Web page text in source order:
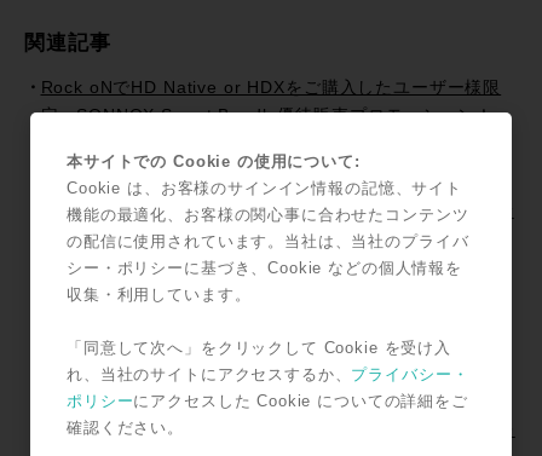
関連記事
Rock oNでHD Native or HDXをご購入したユーザー様限
定。SONNOX Smart Bundle優待販売プロモーション！
配信時代のマスタリングツール〜SONNOX Fraunhofer
Pro-Codec〜
USTREAMアーカイブ公開中「Dr.吉田保氏直伝!! ドラムサ
ウンドトリートメント術」
倍音の効能。Sonnox Oxford Plugins / Inflater
Pro Tools 2018.7 リリース！~Pro Tools Information
Pro Tools Information / 「MTRX + S6でモニターコント
ロール（日本語字幕版）」がYouTubeに追加！
Pro Tools HD Premium I/O Promotion~Focusrite~ !!
HDX Systemと対応I/Oを購入でスペシャルバンドル＆プレ
本サイトでの Cookie の使用について:
Cookie は、お客様のサインイン情報の記憶、サイト
機能の最適化、お客様の関心事に合わせたコンテンツ
の配信に使用されています。当社は、当社のプライバ
シー・ポリシーに基づき、Cookie などの個人情報を
収集・利用しています。
「同意して次へ」をクリックして Cookie を受け入
れ、当社のサイトにアクセスするか、 プライバシー・
ポリシーにアクセスした Cookie についての詳細をご
確認ください。